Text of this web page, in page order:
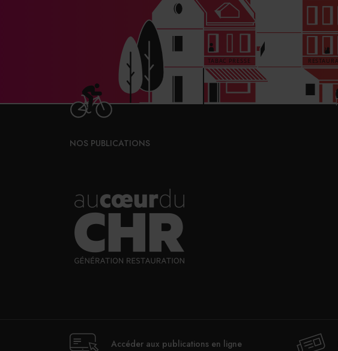
NOS PUBLICATIONS
Accéder aux publications en ligne